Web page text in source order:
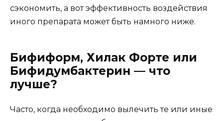
сэкономить, а вот эффективность воздействия
иного препарата может быть намного ниже.
Бифиформ, Хилак Форте или
Бифидумбактерин — что
лучше?
Часто, когда необходимо вылечить те или иные